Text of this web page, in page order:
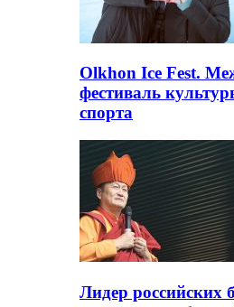
Olkhon Ice Fest.
фестиваль
спорта
Лидер российских